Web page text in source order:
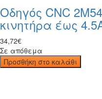
Οδηγός CNC
κινητήρα έως
34,72€
Σε απόθεμα
Προσθήκη στο καλάθι